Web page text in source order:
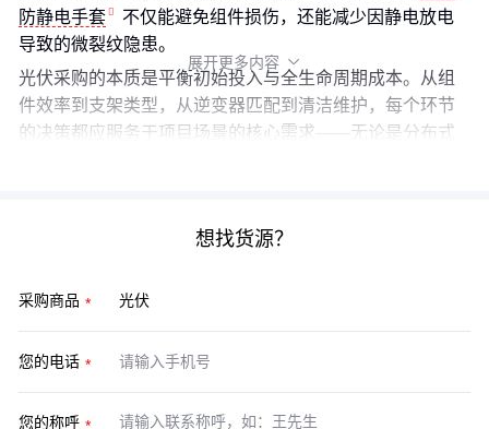
防静电手套
不仅能避免组件损伤，还能减少因静电放电
导致的微裂纹隐患。
光伏采购的本质是平衡初始投入与全生命周期成本。从组
件效率到支架类型，从逆变器匹配到清洁维护，每个环节
的决策都应服务于项目场景的核心需求——无论是分布式
展开更多内容 
想找货源？
采购商品
您的电话
您的称呼